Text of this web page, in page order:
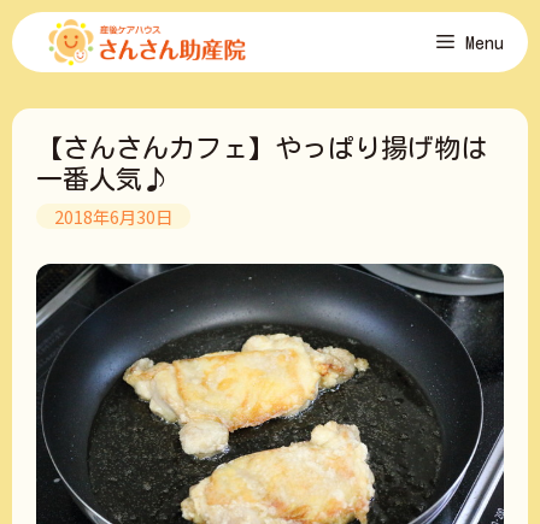
コ
ン
ツ
Menu
【さんさんカフェ】やっぱり揚げ物は
一番人気♪
2018年6月30日